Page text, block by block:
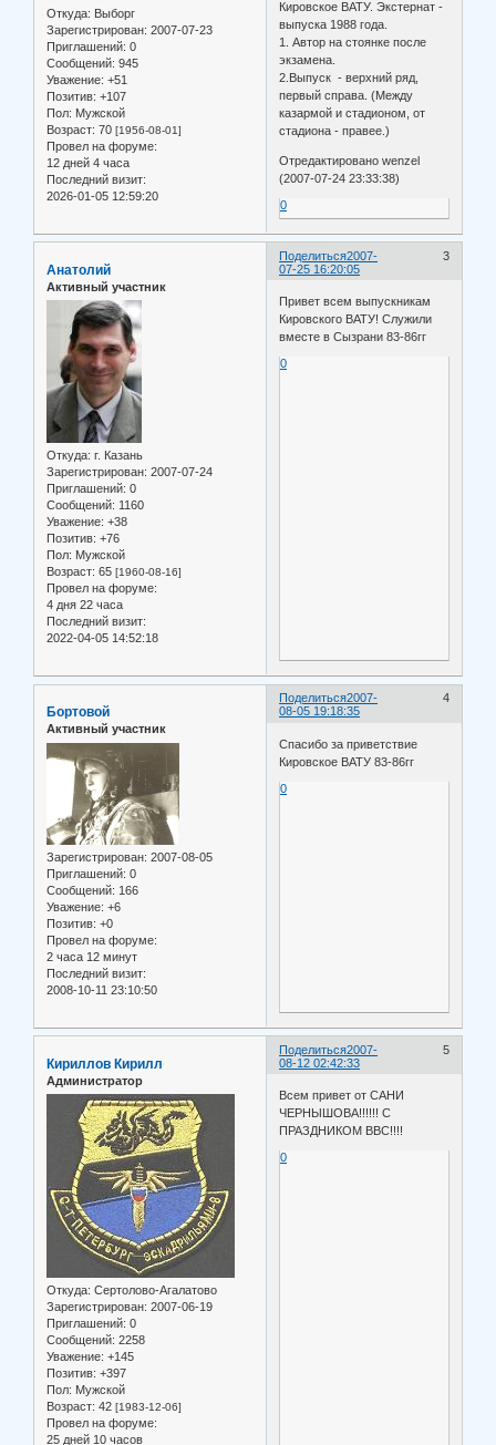
Откуда: Выборг
Зарегистрирован: 2007-07-23
Приглашений: 0
Сообщений: 945
Уважение: +51
Позитив: +107
Пол: Мужской
Возраст: 70 [1956-08-01]
Провел на форуме:
12 дней 4 часа
Последний визит:
2026-01-05 12:59:20
Кировское ВАТУ. Экстернат -
выпуска 1988 года.
1. Автор на стоянке после
экзамена.
2.Выпуск - верхний ряд,
первый справа. (Между
казармой и стадионом, от
стадиона - правее.)
Отредактировано wenzel
(2007-07-24 23:33:38)
0
Поделиться 3
2007-
07-25 16:20:05
Анатолий
Активный участник
Откуда: г. Казань
Зарегистрирован: 2007-07-24
Приглашений: 0
Сообщений: 1160
Уважение: +38
Позитив: +76
Пол: Мужской
Возраст: 65 [1960-08-16]
Провел на форуме:
4 дня 22 часа
Последний визит:
2022-04-05 14:52:18
Привет всем выпускникам
Кировского ВАТУ! Служили
вместе в Сызрани 83-86гг
0
Поделиться 4
2007-
08-05 19:18:35
Бортовой
Активный участник
Зарегистрирован: 2007-08-05
Приглашений: 0
Сообщений: 166
Уважение: +6
Позитив: +0
Провел на форуме:
2 часа 12 минут
Последний визит:
2008-10-11 23:10:50
Спасибо за приветствие
Кировское ВАТУ 83-86гг
0
Поделиться 5
2007-
08-12 02:42:33
Кириллов Кирилл
Администратор
Откуда: Сертолово-Агалатово
Зарегистрирован: 2007-06-19
Приглашений: 0
Сообщений: 2258
Уважение: +145
Позитив: +397
Пол: Мужской
Возраст: 42 [1983-12-06]
Провел на форуме:
25 дней 10 часов
Всем привет от САНИ
ЧЕРНЫШОВА!!!!!! С
ПРАЗДНИКОМ ВВС!!!!
0